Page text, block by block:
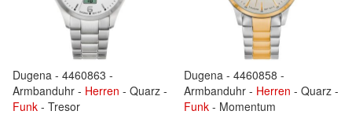
Dugena - 4460863 -
Armbanduhr - Herren - Quarz -
Funk - Tresor
Dugena - 4460858 -
Armbanduhr - Herren - Quarz -
Funk - Momentum